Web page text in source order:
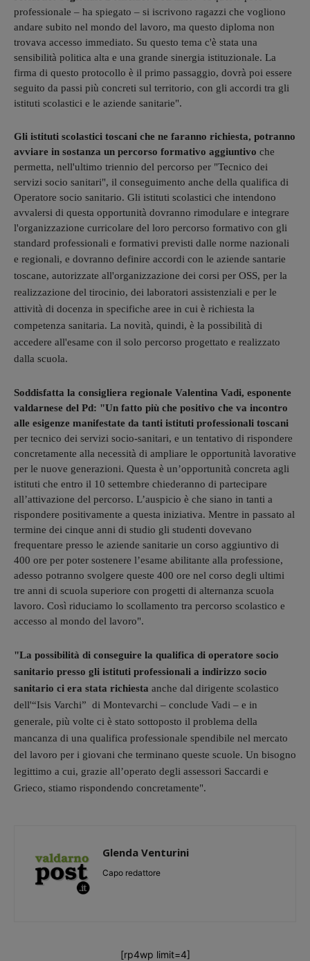
professionale – ha spiegato – si iscrivono ragazzi che vogliono
andare subito nel mondo del lavoro, ma questo diploma non
trovava accesso immediato. Su questo tema c'è stata una
sensibilità politica alta e una grande sinergia istituzionale. La
firma di questo protocollo è il primo passaggio, dovrà poi essere
seguito da passi più concreti sul territorio, con gli accordi tra gli
istituti scolastici e le aziende sanitarie".
Gli istituti scolastici toscani che ne faranno richiesta, potranno
avviare in sostanza un percorso formativo aggiuntivo che
permetta, nell'ultimo triennio del percorso per "Tecnico dei
servizi socio sanitari", il conseguimento anche della qualifica di
Operatore socio sanitario. Gli istituti scolastici che intendono
avvalersi di questa opportunità dovranno rimodulare e integrare
l'organizzazione curricolare del loro percorso formativo con gli
standard professionali e formativi previsti dalle norme nazionali
e regionali, e dovranno definire accordi con le aziende santarie
toscane, autorizzate all'organizzazione dei corsi per OSS, per la
realizzazione del tirocinio, dei laboratori assistenziali e per le
attività di docenza in specifiche aree in cui è richiesta la
competenza sanitaria. La novità, quindi, è la possibilità di
accedere all'esame con il solo percorso progettato e realizzato
dalla scuola.
Soddisfatta la consigliera regionale Valentina Vadi, esponente
valdarnese del Pd: "Un fatto più che positivo che va incontro
alle esigenze manifestate da tanti istituti professionali toscani
per tecnico dei servizi socio-sanitari, e un tentativo di rispondere
concretamente alla necessità di ampliare le opportunità lavorative
per le nuove generazioni. Questa è un’opportunità concreta agli
istituti che entro il 10 settembre chiederanno di partecipare
all’attivazione del percorso. L’auspicio è che siano in tanti a
rispondere positivamente a questa iniziativa. Mentre in passato al
termine dei cinque anni di studio gli studenti dovevano
frequentare presso le aziende sanitarie un corso aggiuntivo di
400 ore per poter sostenere l’esame abilitante alla professione,
adesso potranno svolgere queste 400 ore nel corso degli ultimi
tre anni di scuola superiore con progetti di alternanza scuola
lavoro. Così riduciamo lo scollamento tra percorso scolastico e
accesso al mondo del lavoro".
"La possibilità di conseguire la qualifica di operatore socio
sanitario presso gli istituti professionali a indirizzo socio
sanitario ci era stata richiesta anche dal dirigente scolastico
dell'“Isis Varchi” di Montevarchi – conclude Vadi – e in
generale, più volte ci è stato sottoposto il problema della
mancanza di una qualifica professionale spendibile nel mercato
del lavoro per i giovani che terminano queste scuole. Un bisogno
legittimo a cui, grazie all’operato degli assessori Saccardi e
Grieco, stiamo rispondendo concretamente".
Glenda Venturini
Capo redattore
[rp4wp limit=4]